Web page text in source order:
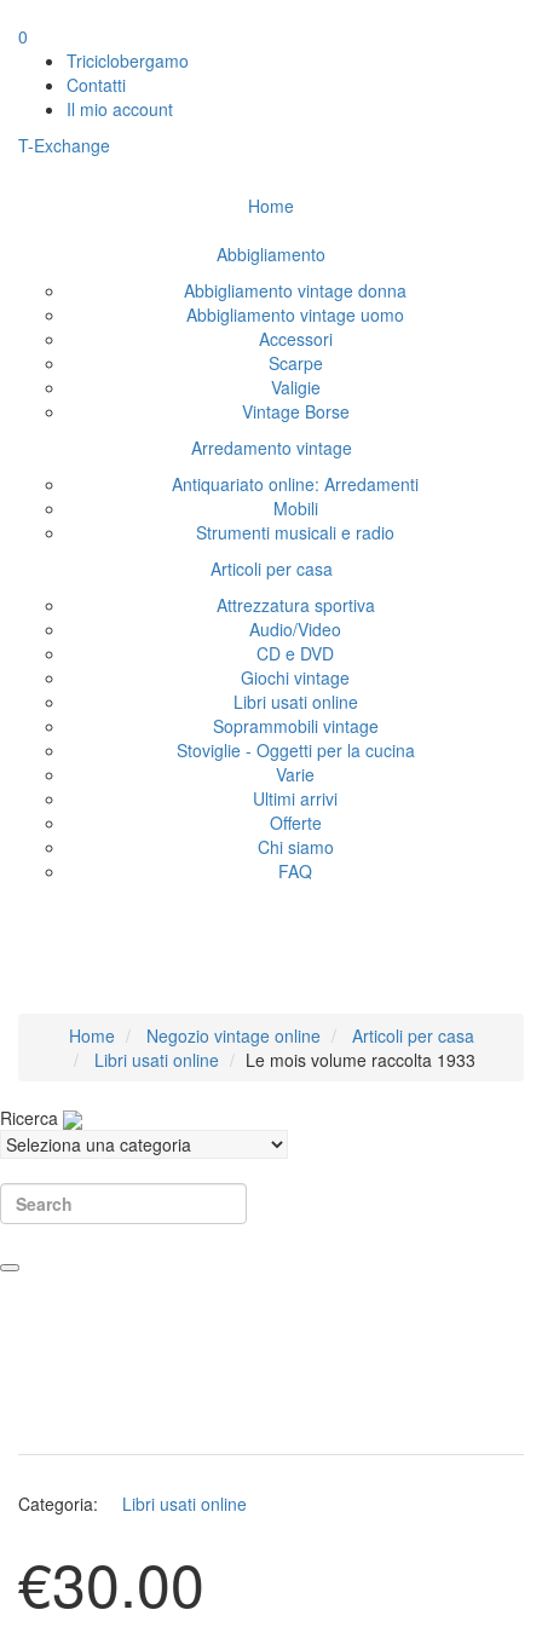
0
Triciclobergamo
Contatti
Il mio account
T-Exchange
Home
Abbigliamento
Abbigliamento vintage donna
Abbigliamento vintage uomo
Accessori
Scarpe
Valigie
Vintage Borse
Arredamento vintage
Antiquariato online: Arredamenti
Mobili
Strumenti musicali e radio
Articoli per casa
Attrezzatura sportiva
Audio/Video
CD e DVD
Giochi vintage
Libri usati online
Soprammobili vintage
Stoviglie - Oggetti per la cucina
Varie
Ultimi arrivi
Offerte
Chi siamo
FAQ
Home Negozio vintage online
Articoli per casa
Libri usati online
Le mois volume raccolta 1933
Ricerca
Search
Categoria: Libri usati online
€30.00